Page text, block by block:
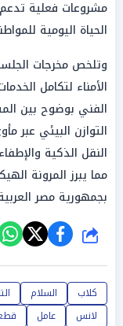
مشروعات فعلية
الحياة اليومية
وتلخص مخرجات
الأمناء لتكامل
الفني بوضوح بين
التوازن البيئي عبر
النقل الذكية
مما يبرز المرونة
بجمهورية مصر
شارك
كلاب السلام
لانس
عامل